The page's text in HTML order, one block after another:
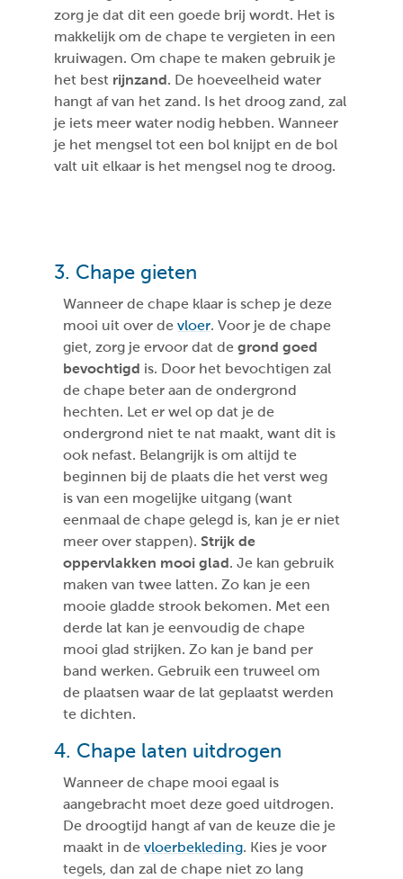
zorg je dat dit een goede brij wordt. Het is
makkelijk om de chape te vergieten in een
kruiwagen. Om chape te maken gebruik je
het best rijnzand. De hoeveelheid water
hangt af van het zand. Is het droog zand, zal
je iets meer water nodig hebben. Wanneer
je het mengsel tot een bol knijpt en de bol
valt uit elkaar is het mengsel nog te droog.
3. Chape gieten
Wanneer de chape klaar is schep je deze
mooi uit over de vloer. Voor je de chape
giet, zorg je ervoor dat de grond goed
bevochtigd is. Door het bevochtigen zal
de chape beter aan de ondergrond
hechten. Let er wel op dat je de
ondergrond niet te nat maakt, want dit is
ook nefast. Belangrijk is om altijd te
beginnen bij de plaats die het verst weg
is van een mogelijke uitgang (want
eenmaal de chape gelegd is, kan je er niet
meer over stappen). Strijk de
oppervlakken mooi glad. Je kan gebruik
maken van twee latten. Zo kan je een
mooie gladde strook bekomen. Met een
derde lat kan je eenvoudig de chape
mooi glad strijken. Zo kan je band per
band werken. Gebruik een truweel om
de plaatsen waar de lat geplaatst werden
te dichten.
4. Chape laten uitdrogen
Wanneer de chape mooi egaal is
aangebracht moet deze goed uitdrogen.
De droogtijd hangt af van de keuze die je
maakt in de vloerbekleding. Kies je voor
tegels, dan zal de chape niet zo lang